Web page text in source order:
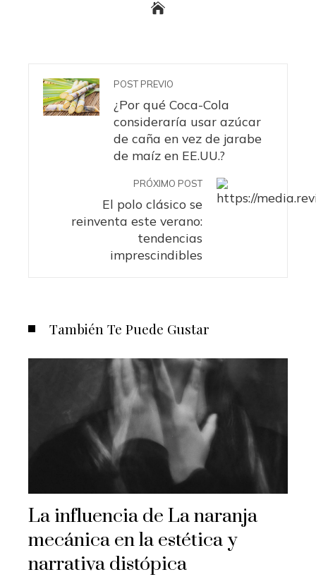
POST PREVIO
¿Por qué Coca-Cola
consideraría usar azúcar
de caña en vez de jarabe
de maíz en EE.UU.?
PRÓXIMO POST
El polo clásico se
reinventa este verano:
tendencias
imprescindibles
También Te Puede Gustar
La influencia de La naranja
mecánica en la estética y
narrativa distópica